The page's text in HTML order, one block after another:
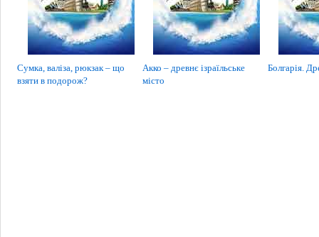
Сумка, валіза, рюкзак – що
взяти в подорож?
Акко – древнє ізраїльське
місто
Болгарія.